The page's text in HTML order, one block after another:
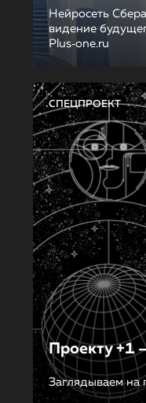
Нейросеть
видение
Plus‑one.ru
СПЕЦПРОЕКТ
Проекту +1
Заглядываем на